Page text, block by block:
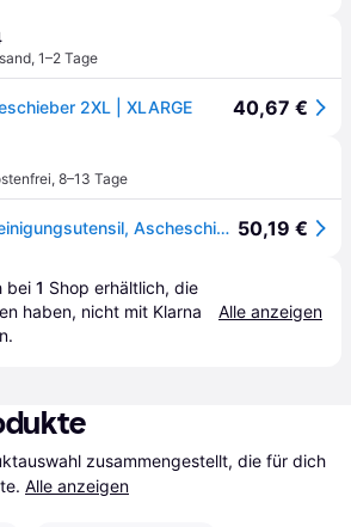
, 1–2 Tage
2XL | XLARGE 40,67 €
, 8–13 Tage
Big Green Egg, Grillreinigungsutensil, Ascheschieber grösse XXL, XL 50,19 €
bei 1 Shop erhältlich, die
haben, nicht mit Klarna
Alle anzeigen
zusammengestellt, die für dich
Alle anzeigen